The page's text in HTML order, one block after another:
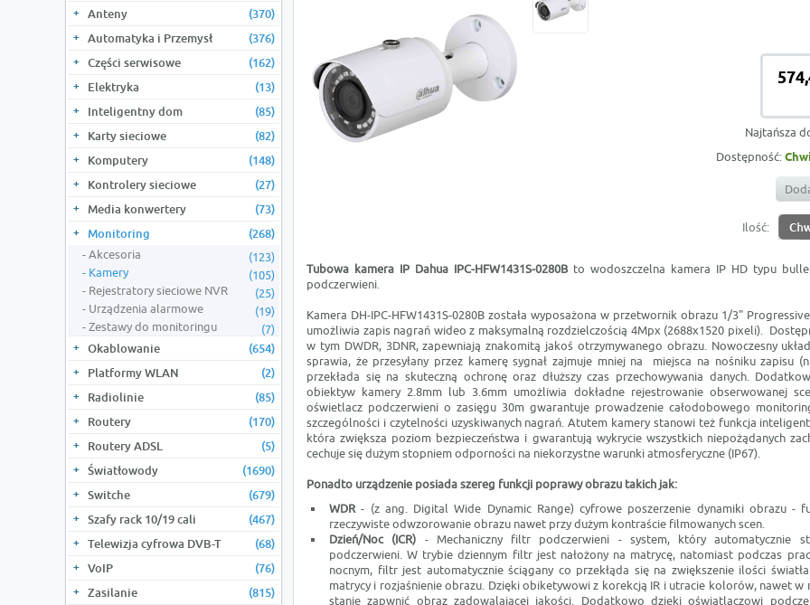
Anteny
(370)
Automatyka i Przemysł
(376)
Części serwisowe
(162)
Elektryka
(13)
Inteligentny dom
(85)
Karty sieciowe
(82)
Komputery
(148)
Kontrolery sieciowe
(27)
Media konwertery
(73)
Monitoring
(268)
Akcesoria
(123)
Kamery
(105)
Rejestratory sieciowe NVR
(25)
Urządzenia alarmowe
(19)
Zestawy do monitoringu
(7)
Okablowanie
(654)
Platformy WLAN
(2)
Radiolinie
(85)
Routery
(170)
Routery ADSL
(5)
Światłowody
(1690)
Switche
(679)
Szafy rack 10/19 cali
(467)
Telewizja cyfrowa DVB-T
(68)
VoIP
(76)
Zasilanie
(815)
Najtańsza
Dostępność:
Ilość:
Tubowa kamera IP Dahua IPC-HFW1431S-0280Bto wodoszczelna kamera IP HD typu
podczerwieni.
Kamera DH-IPC-HFW1431S-0280B została wyposażona w przetwornik obrazu 1/3"
umożliwia zapis nagrań wideo z maksymalną rozdzielczością 4Mpx (2688x1520 pixeli).
w tym DWDR, 3DNR, zapewniają znakomitą jakoś otrzymywanego obrazu. Nowoczesny
sprawia, że przesyłany przez kamerę sygnał zajmuje mniej na miejsca na nośniku zapisu
przekłada się na skuteczną ochronę oraz dłuższy czas przechowywania danych.
obiektyw kamery 2.8mm lub 3.6mm umożliwia dokładne rejestrowanie obserwowanej
oświetlacz podczerwieni o zasięgu 30m gwarantuje prowadzenie całodobowego
szczególności i czytelności uzyskiwanych nagrań. Atutem kamery stanowi też funkcja
która zwiększa poziom bezpieczeństwa i gwarantują wykrycie wszystkich niepożądanych
cechuje się dużym stopniem odporności na niekorzystne warunki atmosferyczne (IP67).
Ponadto urządzenie posiada szereg funkcji poprawy obrazu takich jak:
WDR - (z ang. Digital Wide Dynamic Range) cyfrowe poszerzenie dynamiki obrazu -
rzeczywiste odwzorowanie obrazu nawet przy dużym kontraście filmowanych scen.
Dzień/Noc (ICR) - Mechaniczny filtr podczerwieni - system, który automatycznie
podczerwieni. W trybie dziennym filtr jest nałożony na matrycę, natomiast podczas
nocnym, filtr jest automatycznie ściągany co przekłąda się na zwiększenie ilości
matrycy i rozjaśnienie obrazu. Dzięki obiketywowi z korekcją IR i utracie kolorów, nawet w
stanie zapwnić obraz zadowalającej jakości. Dodatkowo dzięki oświatlaczowi